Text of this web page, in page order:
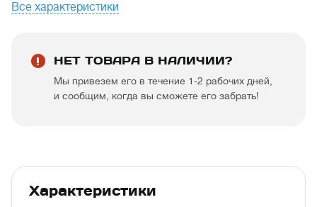
Все характеристики
НЕТ ТОВАРА В НАЛИЧИИ?
Мы привезем его в течение 1-2 рабочих дней,
и сообщим, когда вы сможете его забрать!
Характеристики